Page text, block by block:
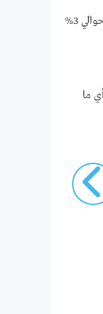
مثلما ذكرنا آنفا يعتبر الطلاق فمن الأمور التي أصبحت شائعة في ألمانيا في السنوات الأخيرة. فوفقا لأحدث الإحصائيات، تم تسجيل أكثر من 100 ألف حالة طلاق في ألمانيا عام 2022، أي ما يعادل حوالي 3%
الأزواج العرب، أي ما